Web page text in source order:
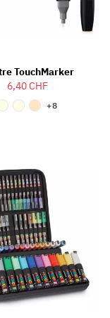
TouchMarker
6,40 CHF
+8